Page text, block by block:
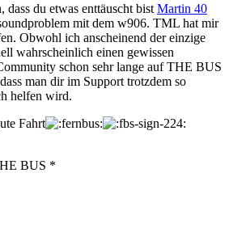
dass du etwas enttäuscht bist Martin 40
mit dem w906. TML hat mir
Obwohl ich anscheinend der einzige
wahrscheinlich einen gewissen
schon sehr lange auf THE BUS
man dir im Support trotzdem so
helfen wird.
Fahrt
BUS *